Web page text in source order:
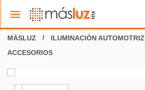
ILUMINACIÓN AUTOMOTRIZ
ACCESORIOS